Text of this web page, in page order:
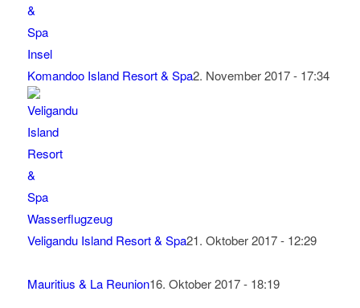
Komandoo Island Resort & Spa2. November 2017 - 17:34
Veligandu Island Resort & Spa21. Oktober 2017 - 12:29
Mauritius & La Reunion16. Oktober 2017 - 18:19